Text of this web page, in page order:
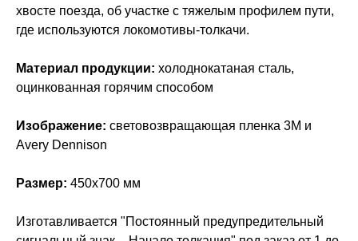
хвосте поезда, об участке с тяжелым профилем пути,
где используются локомотивы-толкачи.
Материал продукции: холоднокатаная сталь,
оцинкованная горячим способом
Изображение: световозвращающая пленка 3M и
Avery Dennison
Размер: 450х700 мм
Изготавливается "Постоянный предупредительный